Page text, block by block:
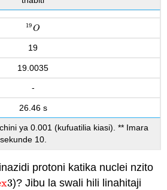
19O
19O
19
19.0035
-
26.46 s
ya 0.001 (kufuatilia kiasi). ** Imara
10.
protoni katika nuclei nzito
3
3)? Jibu la swali hili linahitaji